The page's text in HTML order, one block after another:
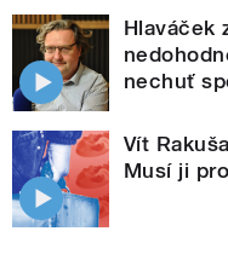
Hlaváček
nechuť
Vít
Musí ji